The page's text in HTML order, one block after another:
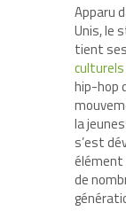
Apparu
Unis, le
tient
hip-hop
la
s’est
élément
de